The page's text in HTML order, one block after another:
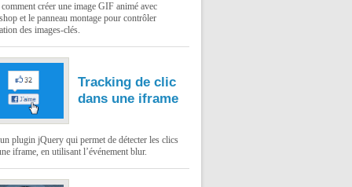
créer une image GIF animé avec
et le panneau montage pour contrôler
des images-clés.
Tracking de clic
dans une iframe
plugin jQuery qui permet de détecter les clics
iframe, en utilisant l’événement blur.